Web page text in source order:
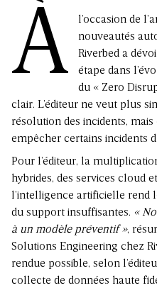
À l’occasion de
nouveautés
Riverbed a
étape dans
du « Zero
clair. L’éditeur ne veut plus
résolution des incidents,
empêcher certains incidents
Pour l’éditeur, la
hybrides, des services cloud
l’intelligence artificielle rend
du support insuffisantes. «
à un modèle préventif »,
Solutions Engineering chez
rendue possible, selon
collecte de données haute